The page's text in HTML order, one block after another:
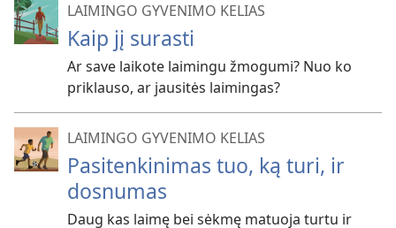
LAIMINGO GYVENIMO KELIAS
Kaip jį surasti
Ar save laikote laimingu žmogumi? Nuo ko
priklauso, ar jausitės laimingas?
LAIMINGO GYVENIMO KELIAS
Pasitenkinimas tuo, ką turi, ir
dosnumas
Daug kas laimę bei sėkmę matuoja turtu ir